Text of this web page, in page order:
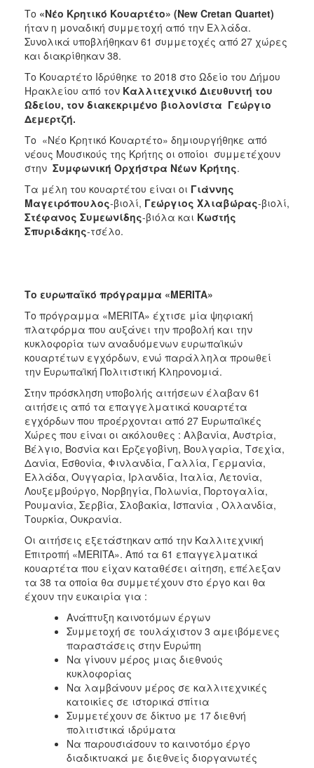
Το «Νέο Κρητικό Κουαρτέτο» (New Cretan Quartet)
ήταν η μοναδική συμμετοχή από την Ελλάδα.
Συνολικά υποβλήθηκαν 61 συμμετοχές από 27 χώρες
και διακρίθηκαν 38.
Το Κουαρτέτο Ιδρύθηκε το 2018 στο Ωδείο του Δήμου
Ηρακλείου από τον Καλλιτεχνικό Διευθυντή του
Ωδείου, τον διακεκριμένο βιολονίστα Γεώργιο
Δεμερτζή.
Το «Νέο Κρητικό Κουαρτέτο» δημιουργήθηκε από
νέους Μουσικούς της Κρήτης οι οποίοι συμμετέχουν
στην Συμφωνική Ορχήστρα Νέων Κρήτης.
Τα μέλη του κουαρτέτου είναι οι Γιάννης
Μαγειρόπουλος-βιολί, Γεώργιος Χλιαβώρας-βιολί,
Στέφανος Συμεωνίδης-βιόλα και Κωστής
Σπυριδάκης-τσέλο.
Το ευρωπαϊκό πρόγραμμα «MERITA»
Το πρόγραμμα «MERITA» έχτισε μία ψηφιακή
πλατφόρμα που αυξάνει την προβολή και την
κυκλοφορία των αναδυόμενων ευρωπαϊκών
κουαρτέτων εγχόρδων, ενώ παράλληλα προωθεί
την Ευρωπαϊκή Πολιτιστική Κληρονομιά.
Στην πρόσκληση υποβολής αιτήσεων έλαβαν 61
αιτήσεις από τα επαγγελματικά κουαρτέτα
εγχόρδων που προέρχονται από 27 Ευρωπαϊκές
Χώρες που είναι οι ακόλουθες : Αλβανία, Αυστρία,
Βέλγιο, Βοσνία και Ερζεγοβίνη, Βουλγαρία, Τσεχία,
Δανία, Εσθονία, Φινλανδία, Γαλλία, Γερμανία,
Ελλάδα, Ουγγαρία, Ιρλανδία, Ιταλία, Λετονία,
Λουξεμβούργο, Νορβηγία, Πολωνία, Πορτογαλία,
Ρουμανία, Σερβία, Σλοβακία, Ισπανία , Ολλανδία,
Τουρκία, Ουκρανία.
Οι αιτήσεις εξετάστηκαν από την Καλλιτεχνική
Επιτροπή «MERITA». Από τα 61 επαγγελματικά
κουαρτέτα που είχαν καταθέσει αίτηση, επέλεξαν
τα 38 τα οποία θα συμμετέχουν στο έργο και θα
έχουν την ευκαιρία για :
Ανάπτυξη καινοτόμων έργων
Συμμετοχή σε τουλάχιστον 3 αμειβόμενες
παραστάσεις στην Ευρώπη
Να γίνουν μέρος μιας διεθνούς
κυκλοφορίας
Να λαμβάνουν μέρος σε καλλιτεχνικές
κατοικίες σε ιστορικά σπίτια
Συμμετέχουν σε δίκτυο με 17 διεθνή
πολιτιστικά ιδρύματα
Να παρουσιάσουν το καινοτόμο έργο
διαδικτυακά με διεθνείς διοργανωτές